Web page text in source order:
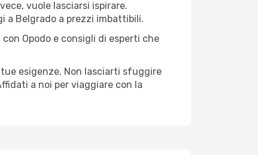
vuole lasciarsi ispirare.
a Belgrado a prezzi imbattibili.
Opodo e consigli di esperti che
esigenze. Non lasciarti sfuggire
a noi per viaggiare con la